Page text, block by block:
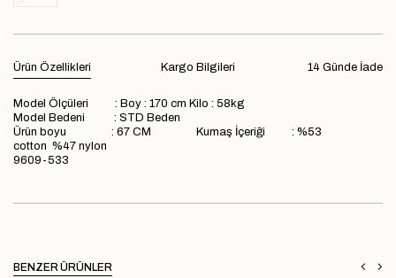
Ürün Özellikleri 14 Günde İade
Kargo Bilgileri
Model Ölçüleri : Boy : 170 cm Kilo : 58kg
Model Bedeni : STD Beden
Ürün boyu : 67 CM Kumaş İçeriği : %53
cotton %47 nylon
9609-533
BENZER ÜRÜNLER